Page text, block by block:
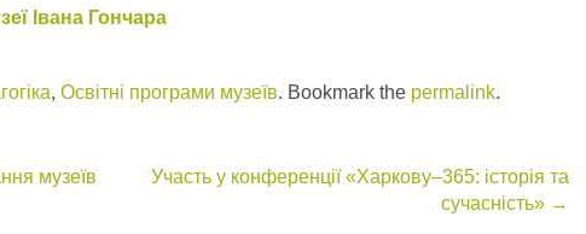
Івана Гончара
, Освітні програми музеїв. Bookmark the permalink.
музеїв
Участь у конференції «Харкову–365: історія та
сучасність» →